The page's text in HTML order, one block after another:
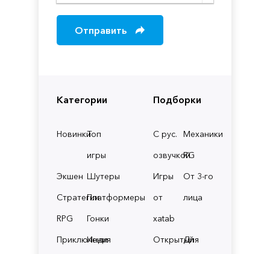
Категории
НовинкиТоп
игры
Экшен Шутеры
СтратегииПлатформеры
RPG
Гонки
Приключения
Инди
Подборки
С рус.
озвучкой
Механики
RG
Игры
от
xatab
От 3-го
лица
Открытый
Для
Отправить